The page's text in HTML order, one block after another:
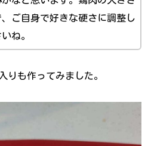
ご自身で好きな硬さに調整し
ね。
りも作ってみました。